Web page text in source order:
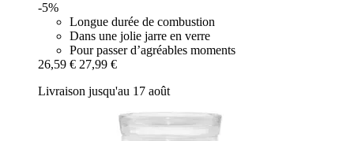
-5%
Longue durée de combustion
Dans une jolie jarre en verre
Pour passer d’agréables moments
26,59 € 27,99 €
Livraison jusqu'au 17 août